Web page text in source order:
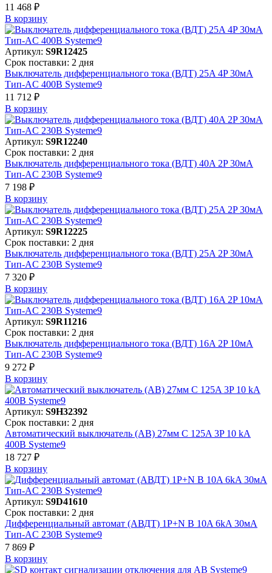
11 468 ₽
В корзинy
Артикул: S9R12425
Срок поставки: 2 дня
Выключатель дифференциального тока (ВДТ) 25A 4P 30мА
Тип-AC 400В Systeme9
11 712 ₽
В корзинy
Артикул: S9R12240
Срок поставки: 2 дня
Выключатель дифференциального тока (ВДТ) 40A 2P 30мА
Тип-AC 230В Systeme9
7 198 ₽
В корзинy
Артикул: S9R12225
Срок поставки: 2 дня
Выключатель дифференциального тока (ВДТ) 25A 2P 30мА
Тип-AC 230В Systeme9
7 320 ₽
В корзинy
Артикул: S9R11216
Срок поставки: 2 дня
Выключатель дифференциального тока (ВДТ) 16A 2P 10мА
Тип-AC 230В Systeme9
9 272 ₽
В корзинy
Артикул: S9H32392
Срок поставки: 2 дня
Автоматический выключатель (АВ) 27мм C 125A 3P 10 kA
400В Systeme9
18 727 ₽
В корзинy
Артикул: S9D41610
Срок поставки: 2 дня
Дифференциальный автомат (АВДТ) 1P+N B 10A 6kA 30мА
Тип-AC 230В Systeme9
7 869 ₽
В корзинy